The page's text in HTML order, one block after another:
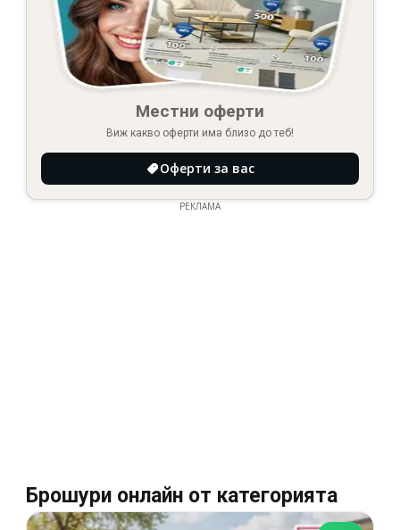
Местни оферти
Виж какво оферти има близо до теб!
Оферти за вас
РЕКЛАМА
Брошури онлайн от категорията